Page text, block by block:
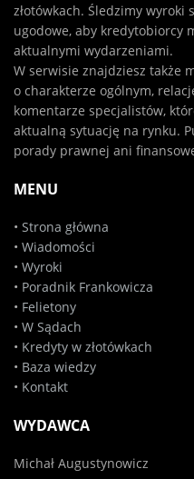
złotówkach. Śledzimy
ugodowe, aby kredytobiorcy
aktualnymi wydarzeniami.
W serwisie znajdziesz także
o charakterze ogólnym,
komentarze specjalistów,
aktualną sytuację na rynku.
porady prawnej ani
MENU
• Strona główna
• Wiadomości
• Wyroki
• Poradnik Frankowicza
• Felietony
• W Sądach
• Kredyty w złotówkach
• Baza wiedzy
• Kontakt
WYDAWCA
Michał Augustynowicz